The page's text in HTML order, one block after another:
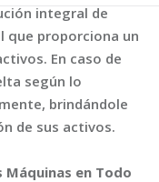
integral de
que proporciona un
En caso de
según lo
brindándole
de sus activos.
Máquinas en Todo